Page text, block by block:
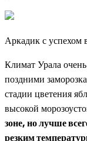
Аркадик с успехом
Климат Урала очень
поздними
стадии цветения
высокой
зоне, но лучше
резким